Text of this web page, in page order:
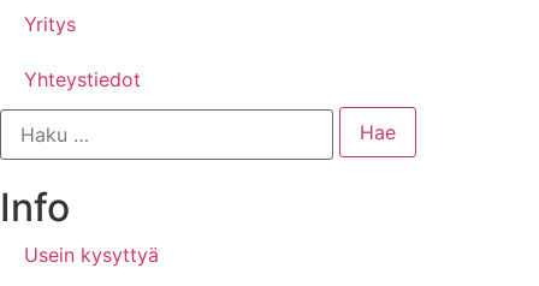
Yritys
Yhteystiedot
Info
Usein kysyttyä